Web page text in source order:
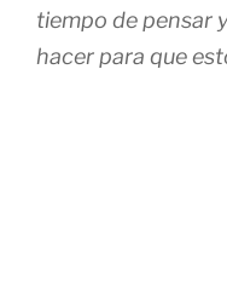
tiempo de pensar
hacer para que